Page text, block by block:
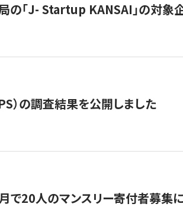
の「J- Startup KANSAI」の対象
）の調査結果を公開しました
月で20人のマンスリー寄付者募集